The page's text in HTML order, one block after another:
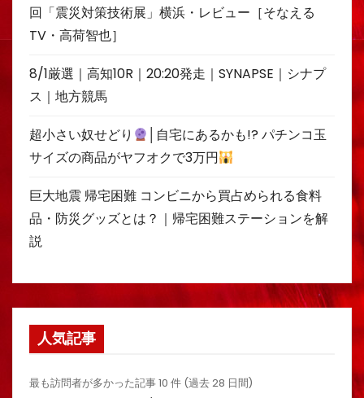
回「震災対策技術展」横浜・レビュー［そなえる
TV・高荷智也］
8/1厳選｜高知10R｜20:20発走｜SYNAPSE｜シナプ
ス｜地方競馬
超小さい奴せどり
│自宅にあるかも!? パチンコ玉
サイズの商品がヤフオクで3万円
巨大地震 帰宅困難 コンビニから買占められる食料
品・防災グッズとは？｜帰宅困難ステーションを解
説
人気記事
最も訪問者が多かった記事 10 件 (過去 28 日間)